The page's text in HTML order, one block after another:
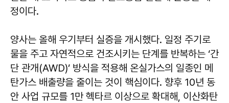
정이다.
양사는 올해 우기부터 실증을 개시했다. 일정 주기로
물을 주고 자연적으로 건조시키는 단계를 반복하는 ‘간
단 관개(AWD)’ 방식을 적용해 온실가스의 일종인 메
탄가스 배출량을 줄이는 것이 핵심이다. 향후 10년 동
안 사업 규모를 1만 헥타르 이상으로 확대해, 이산화탄